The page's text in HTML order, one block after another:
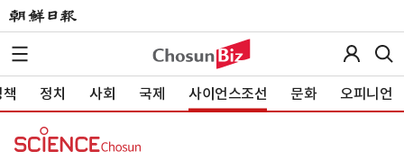
정치 사회 국제 사이언스조선 문화 오피니언